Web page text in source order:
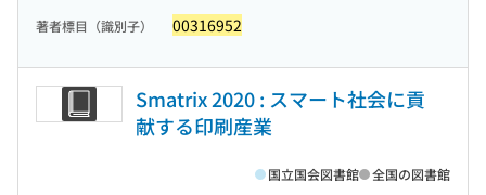
著者標目（識別子） 00316952
Smatrix 2020 : スマート社会に貢
献する印刷産業
国立国会図書館 全国の図書館